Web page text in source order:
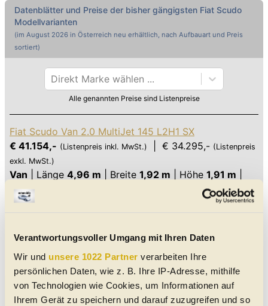
Verantwortungsvoller Umgang mit Ihren Daten
Wir und unsere 1022 Partner verarbeiten Ihre
persönlichen Daten, wie z. B. Ihre IP-Adresse, mithilfe
von Technologien wie Cookies, um Informationen auf
Ihrem Gerät zu speichern und darauf zuzugreifen und so
Datenblätter und Preise der bisher gängigsten Fiat Scudo
Modellvarianten
(im August 2026 in Österreich neu erhältlich, nach Aufbauart und Preis
sortiert)
Direkt Marke wählen ...
Alle genannten Preise sind Listenpreise
Fiat Scudo Van 2.0 MultiJet 145 L2H1 SX
€ 41.154,- (Listenpreis inkl. MwSt.) | € 34.295,- (Listenpreis
exkl. MwSt.)
Van Länge 4,96 m Breite 1,92 m Höhe 1,91 m
LG990 kg
5 Türen
, Diesel, Schaltgetriebe /
7,1 l/100km (komb.) * | 190 g CO
2/km (komb.) *
Alle Infos anzeigen
Datenblätter und Preise allerFiat ScudoModellvarianten
(im August 2026
in Österreich neu erhältlich, nach Aufbauart und Preis